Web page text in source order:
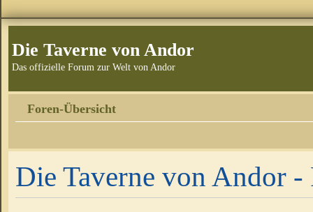
Die Taverne von Andor
Das offizielle Forum zur Welt von Andor
Foren-Übersicht
Die Taverne von Andor -